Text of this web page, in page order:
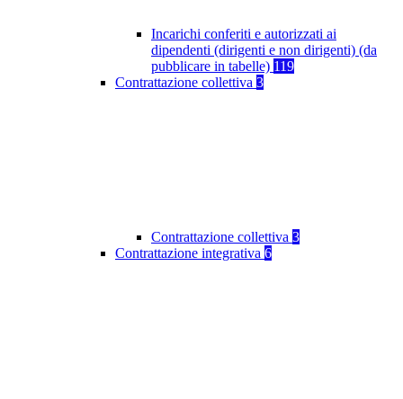
Incarichi conferiti e autorizzati ai
dipendenti (dirigenti e non dirigenti) (da
pubblicare in tabelle) 119
Contrattazione collettiva 3
Contrattazione collettiva 3
Contrattazione integrativa 6